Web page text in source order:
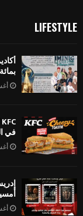
LIFESTYLE
في